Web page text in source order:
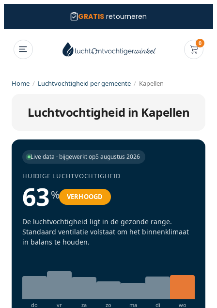
GRATISretourneren
0
Home / Luchtvochtigheid per gemeente / Kapellen
Luchtvochtigheid in Kapellen
Live data · bijgewerkt op5 augustus 2026
HUIDIGE LUCHTVOCHTIGHEID
63% VERHOOGD
De luchtvochtigheid ligt in de gezonde range.
Standaard ventilatie volstaat om het binnenklimaat
in balans te houden.